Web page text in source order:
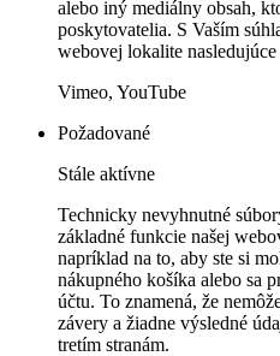
alebo iný mediálny obsah,
poskytovatelia. S Vaším
webovej lokalite
Vimeo, YouTube
Požadované
Stále aktívne
Technicky nevyhnutné
základné funkcie našej
napríklad na to, aby ste si
nákupného košíka alebo sa
účtu. To znamená, že
závery a žiadne výsledné
tretím stranám.